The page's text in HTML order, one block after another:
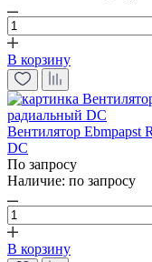
В корзину
Вентилятор Ebmpapst
DC
По запросу
Наличие: по запросу
В корзину